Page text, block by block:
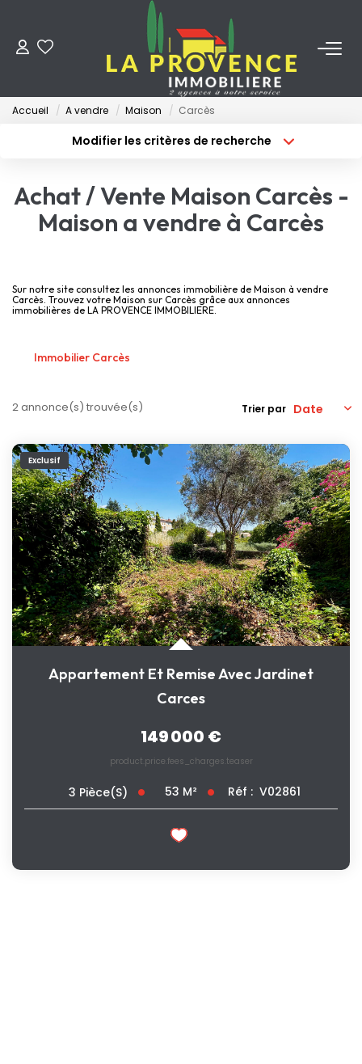
ACHETER
FAIRE GÉRER
Qui Sommes-Nous
Accueil A vendre Maison Carcès
Modifier les critères de recherche
Sélectionnez...
Type de bien
Surface min
Créer une alerte
Achat / Vente Maison Carcès -
Maison a vendre à Carcès
Sur notre site consultez les annonces immobilière de Maison à vendre
Carcès. Trouvez votre Maison sur Carcès grâce aux annonces
immobilières de LA PROVENCE IMMOBILIERE.
Immobilier Carcès
2 annonce(s) trouvée(s) Trier par
Exclusif
Appartement Et Remise Avec Jardinet
Carces
149 000 €
product.price.fees_charges.teaser
3 Pièce(s) 53 M² Réf : V02861